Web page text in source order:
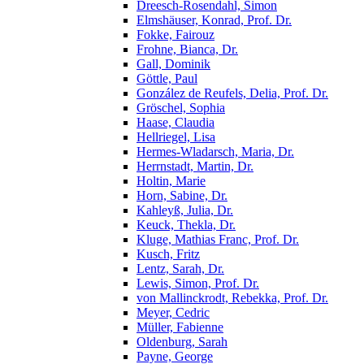
Dreesch-Rosendahl, Simon
Elmshäuser, Konrad, Prof. Dr.
Fokke, Fairouz
Frohne, Bianca, Dr.
Gall, Dominik
Göttle, Paul
González de Reufels, Delia, Prof. Dr.
Gröschel, Sophia
Haase, Claudia
Hellriegel, Lisa
Hermes-Wladarsch, Maria, Dr.
Herrnstadt, Martin, Dr.
Holtin, Marie
Horn, Sabine, Dr.
Kahleyß, Julia, Dr.
Keuck, Thekla, Dr.
Kluge, Mathias Franc, Prof. Dr.
Kusch, Fritz
Lentz, Sarah, Dr.
Lewis, Simon, Prof. Dr.
von Mallinckrodt, Rebekka, Prof. Dr.
Meyer, Cedric
Müller, Fabienne
Oldenburg, Sarah
Payne, George